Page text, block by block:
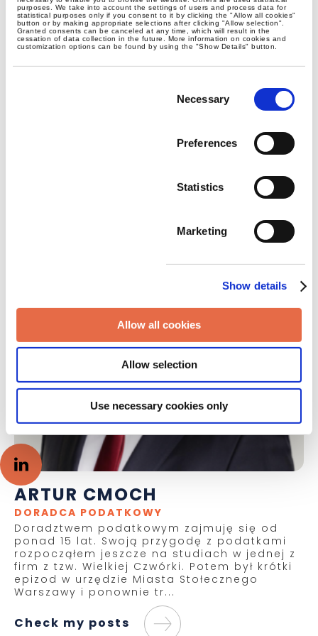
purposes. We take into account the settings of users and process data for
statistical purposes only if you consent to it by clicking the "Allow all cookies"
button or by making appropriate selections after clicking "Allow selection".
Granted consents can be canceled at any time, which will result in the
cessation of data collection in the future. More information on cookies and
customization options can be found by using the "Show Details" button.
Selection
Necessary
Preferences
Statistics
Marketing
Show details
Allow all cookies
Allow selection
Use necessary cookies only
lubię najbardziej, to praca z lud...
Check my posts
ARTUR CMOCH
DORADCA PODATKOWY
Doradztwem podatkowym zajmuję się od
ponad 15 lat. Swoją przygodę z podatkami
rozpocząłem jeszcze na studiach w jednej z
firm z tzw. Wielkiej Czwórki. Potem był krótki
epizod w urzędzie Miasta Stołecznego
Warszawy i ponownie tr...
Check my posts